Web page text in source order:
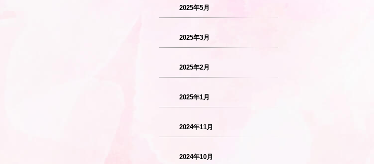
2025年5月
2025年3月
2025年2月
2025年1月
2024年11月
2024年10月